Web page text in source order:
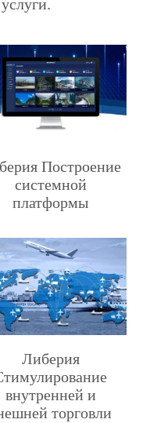
Построение
системной
платформы
Либерия
внутренней и
торговли